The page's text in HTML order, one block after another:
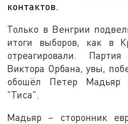
контактов.
Только в Венгрии
итоги выборов, как в
отреагировали.
Виктора Орбана, увы,
обошёл Петер Мадьяр
"Тиса".
Мадьяр – сторонник